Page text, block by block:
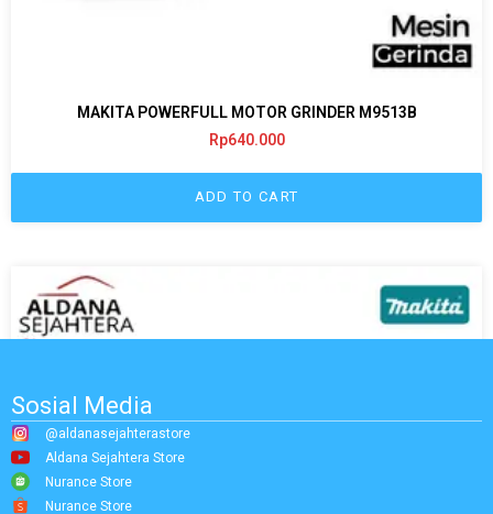
MAKITA POWERFULL MOTOR GRINDER M9513B
Rp640.000
ADD TO CART
Sosial Media
@aldanasejahterastore
Aldana Sejahtera Store
Nurance Store
Nurance Store